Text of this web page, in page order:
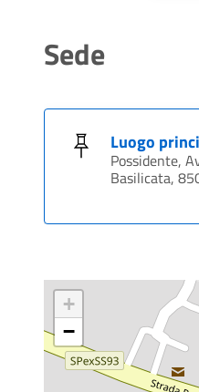
Sede
Luogo
Possidente,
Basilicata,
+
−